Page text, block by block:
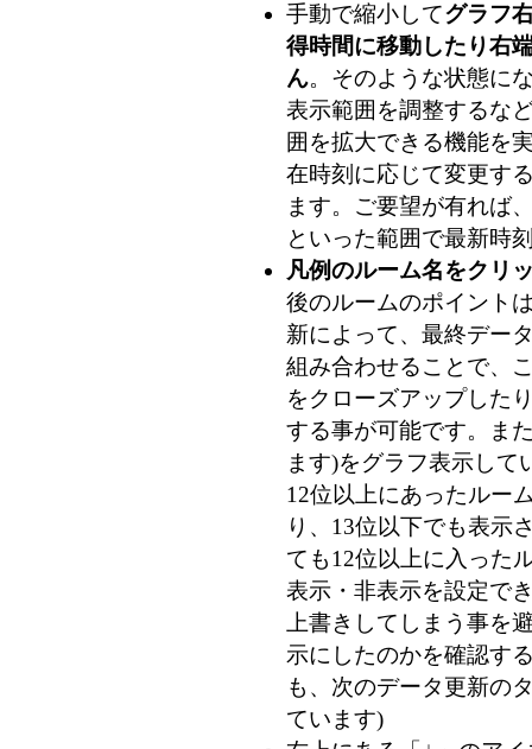
手動で縮小してグラフ
得時間に移動したり右
ん。そのような状態に
表示範囲を調整するな
囲を拡大できる機能を
在時刻に応じて変更す
ます。ご要望が有れば
といった範囲で最新時
凡例のルーム名をクリ
後のルームのポイント
新によって、最終デー
組み合わせることで、
をクローズアップした
する事が可能です。ま
ます)をグラフ表示して
12位以上にあったルー
り、13位以下でも表示
ても12位以上に入った
表示・非表示を設定で
上書きしてしまう事を
示にしたのかを確認す
も、次のデータ更新の
ています)